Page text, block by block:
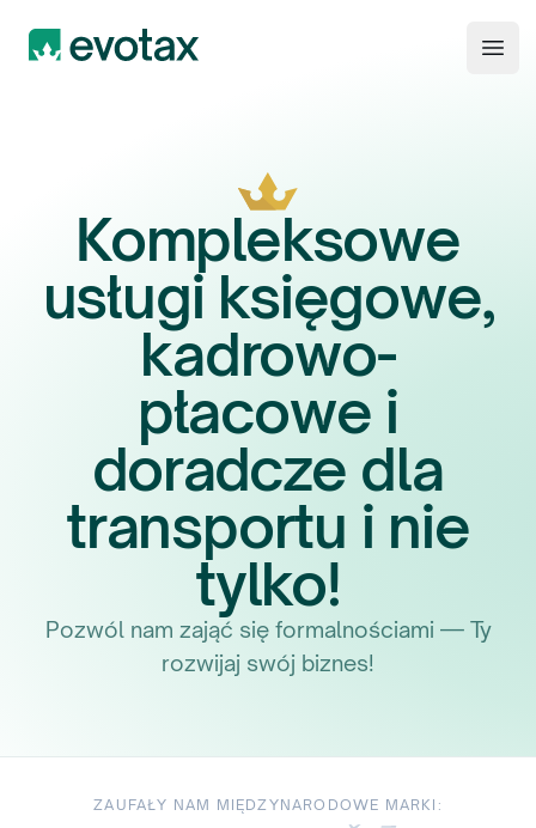
Evotax
Kompleksowe
usługi księgowe,
kadrowo-
płacowe i
doradcze dla
transportu i nie
tylko!
Pozwól nam zająć się formalnościami — Ty
rozwijaj swój biznes!
ZAUFAŁY NAM MIĘDZYNARODOWE MARKI: